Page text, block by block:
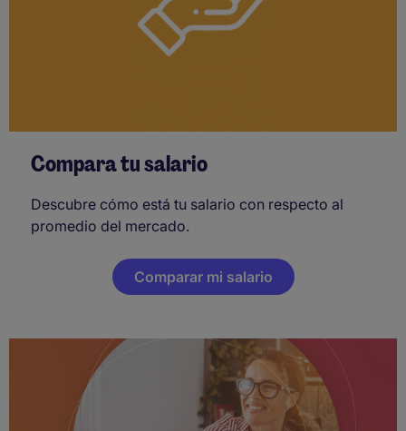
Compara tu salario
Descubre cómo está tu salario con respecto al
promedio del mercado.
Comparar mi salario